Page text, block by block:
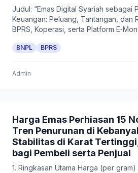
Judul: “Emas Digital Syariah sebagai
Keuangan: Peluang, Tantangan, dan
BPRS, Koperasi, serta Platform
BNPL BPRS
Admin
Harga Emas Perhiasan 15
Tren Penurunan di
Stabilitas di Karat
bagi Pembeli serta Penjual
1. Ringkasan Utama Harga (per gram)